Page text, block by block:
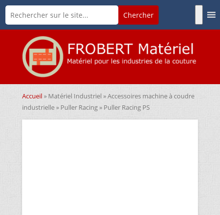
Accueil» Matériel Industriel »Accessoires machine à coudre
industrielle» Puller Racing» Puller Racing PS